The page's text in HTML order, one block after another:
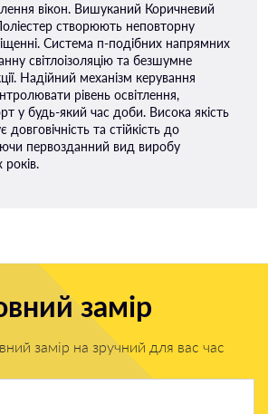
вікон. Вишуканий Коричневий
створюють неповторну
Система п-подібних напрямних
світлоізоляцію та безшумне
Надійний механізм керування
рівень освітлення,
у будь-який час доби. Висока якість
довговічність та стійкість до
первозданний вид виробу
років.
замір
замір на зручний для вас час